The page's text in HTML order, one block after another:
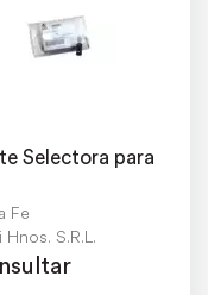
Selectora para
Fe
Hnos. S.R.L.